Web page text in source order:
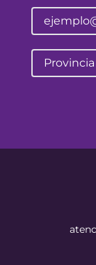
Provincia